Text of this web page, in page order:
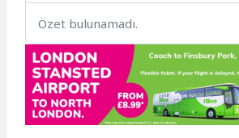
Özet bulunamadı.